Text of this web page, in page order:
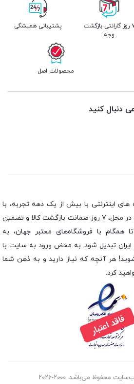
۷ روز گارانتی بازگشت
وجه
پشتیبانی همیشگی
محصولات اصل
دنبال کنید
اینترنتی با بیش از یک دهه تجربه، با
پایبندی به سه اصل، پرداخت در محل، ۷ روز ضمانت بازگشت کالا و تضمین
همگام با فروشگاه‌های معتبر جهان، به
ایران تبدیل شود. به محض ورود به سایت با
هر آنچه که نیاز دارید و به ذهن شما
کرد.
محفوظ می‌باشد. ۲۰۰۰-۲۰۲۶